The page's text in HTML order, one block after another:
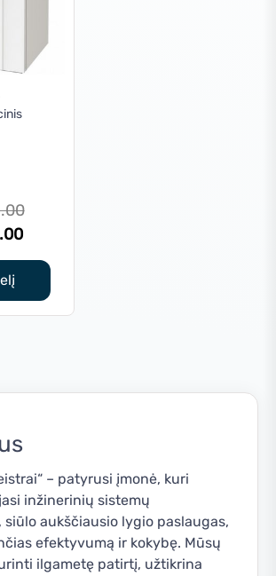
Original
was:
Current
price
€1,995.00.
– patyrusi įmonė, kuri
inžinerinių sistemų
siūlo aukščiausio lygio paslaugas,
efektyvumą ir kokybę. Mūsų
ilgametę patirtį, užtikrina